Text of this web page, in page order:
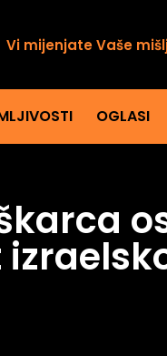
Vi mijenjate Vaše
OGLASI